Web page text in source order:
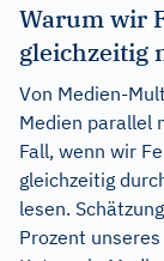
Warum wir
gleichzeitig
Von Medien-
Medien parallel
Fall, wenn wir
gleichzeitig
lesen.
Prozent